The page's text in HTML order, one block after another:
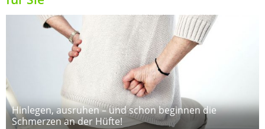
Hinlegen, ausruhen – und schon beginnen die
Schmerzen an der Hüfte!